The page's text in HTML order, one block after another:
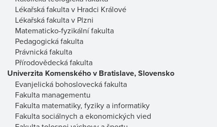
Lékařská fakulta v Hradci Králové
Lékařská fakulta v Plzni
Matematicko-fyzikální fakulta
Pedagogická fakulta
Právnická fakulta
Přírodovědecká fakulta
Univerzita Komenského v Bratislave, Slovensko
Evanjelická bohoslovecká fakulta
Fakulta managementu
Fakulta matematiky, fyziky a informatiky
Fakulta sociálnych a ekonomických vied